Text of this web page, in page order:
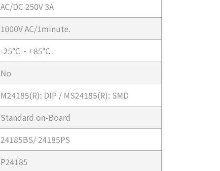
AC/DC 250V 3A
1000V AC/1minute.
-25°C ~ +85°C
No
M24185(R): DIP / MS24185(R): SMD
Standard on-Board
24185BS/ 24185PS
P24185